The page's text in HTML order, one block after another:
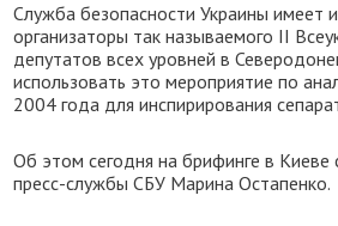
Служба безопасности Украины имеет
организаторы так называемого ІІ
депутатов всех уровней в
использовать это мероприятие по
2004 года для инспирирования
Об этом сегодня на брифинге в Киеве
пресс-службы СБУ Марина Остапенко.